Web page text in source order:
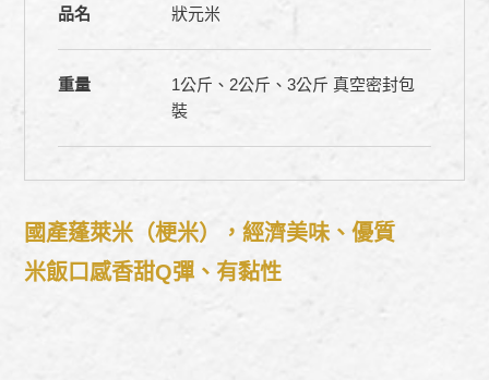
品名 狀元米
重量
1公斤、2公斤、3公斤 真空密封包
裝
國產蓬萊米（梗米），經濟美味、優質
米飯口感香甜Q彈、有黏性